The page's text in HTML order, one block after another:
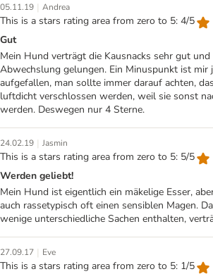
05.11.19 | Andrea
This is a stars rating area from zero to 5: 4/5
Gut
Mein Hund verträgt die Kausnacks sehr gut
Abwechslung gelungen. Ein Minuspunkt ist mir
aufgefallen, man sollte immer darauf achten,
luftdicht verschlossen werden, weil sie sonst
werden. Deswegen nur 4 Sterne.
24.02.19 | Jasmin
This is a stars rating area from zero to 5: 5/5
Werden geliebt!
Mein Hund ist eigentlich ein mäkelige Esser,
auch rassetypisch oft einen sensiblen Magen.
wenige unterschiedliche Sachen enthalten,
27.09.17 | Eve
This is a stars rating area from zero to 5: 1/5